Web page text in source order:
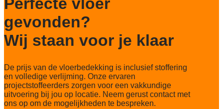
Totaal gwicht
klasse 33 LC 1+ Rolstoel A
Thermische weerstand
0,062 m2.K/W
gevonden?
Wij staan voor je klaar
De prijs van de vloerbedekking is inclusief stoffering
en volledige verlijming. Onze ervaren
projectstoffeerders zorgen voor een vakkundige
uitvoering bij jou op locatie. Neem gerust contact met
ons op om de mogelijkheden te bespreken.